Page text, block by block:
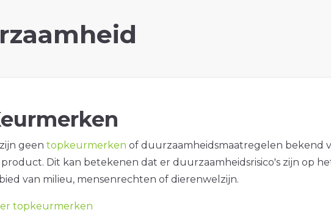
geen topkeurmerken of duurzaamheidsmaatregelen bekend
Dit kan betekenen dat er duurzaamheidsrisico's zijn op
van milieu, mensenrechten of dierenwelzijn.
topkeurmerken